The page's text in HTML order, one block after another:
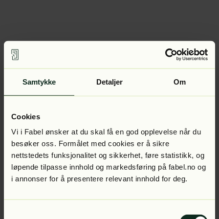
Samtykke Detaljer Om
Cookies
Vi i Fabel ønsker at du skal få en god opplevelse når du
besøker oss. Formålet med cookies er å sikre
nettstedets funksjonalitet og sikkerhet, føre statistikk, og
løpende tilpasse innhold og markedsføring på fabel.no og
i annonser for å presentere relevant innhold for deg.